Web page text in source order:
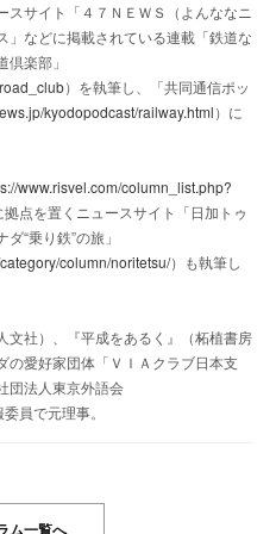
サイト「４７ＮＥＷＳ（よんななニ
」などに掲載されている連載「鉄道な
楽部」
）を執筆し、「共同通信ポッ
kyodopodcast/railway.html）に
www.risvel.com/column_list.php?
点を置くニュースサイト「日加トゥ
“乗り鉄”の旅」
column/noritetsu/）も執筆し
文社）、『平成をあるく』（柘植書房
の愛好家団体「ＶＩＡクラブ日本支
団法人東京外語会
員で元理事。
ム一覧へ